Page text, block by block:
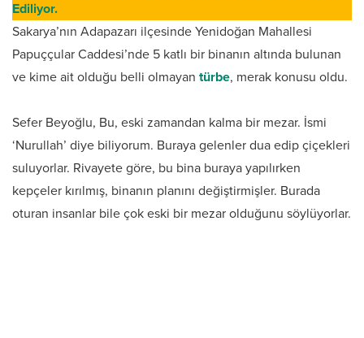
Ediliyor.
Sakarya’nın Adapazarı ilçesinde Yenidoğan Mahallesi
Papuççular Caddesi’nde 5 katlı bir binanın altında bulunan
ve kime ait olduğu belli olmayan türbe, merak konusu oldu.
Sefer Beyoğlu, Bu, eski zamandan kalma bir mezar. İsmi
‘Nurullah’ diye biliyorum. Buraya gelenler dua edip çiçekleri
suluyorlar. Rivayete göre, bu bina buraya yapılırken
kepçeler kırılmış, binanın planını değiştirmişler. Burada
oturan insanlar bile çok eski bir mezar olduğunu söylüyorlar.